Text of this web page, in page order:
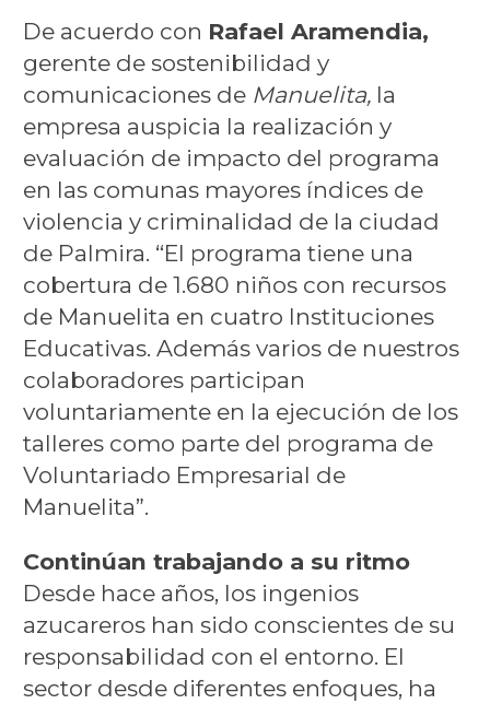
De acuerdo con Rafael Aramendia,
gerente de sostenibilidad y
comunicaciones de Manuelita,la
empresa auspicia la realización y
evaluación de impacto del programa
en las comunas mayores índices de
violencia y criminalidad de la ciudad
de Palmira. “El programa tiene una
cobertura de 1.680 niños con recursos
de Manuelita en cuatro Instituciones
Educativas. Además varios de nuestros
colaboradores participan
voluntariamente en la ejecución de los
talleres como parte del programa de
Voluntariado Empresarial de
Manuelita”.
Continúan trabajando a su ritmo
Desde hace años, los ingenios
azucareros han sido conscientes de su
responsabilidad con el entorno. El
sector desde diferentes enfoques, ha